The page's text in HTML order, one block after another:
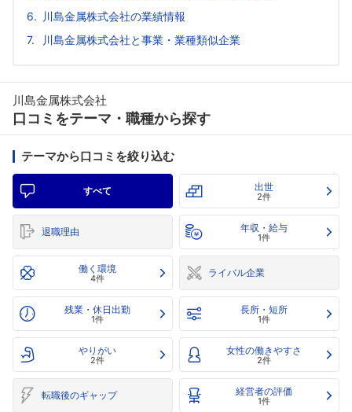
川島金属株式会社の業績情報
川島金属株式会社と事業・業種類似企業
川島金属株式会社
口コミをテーマ・職種から探す
テーマから口コミを絞り込む
すべて 出世
2件
退職理由 年収・給与
1件
働く環境
4件 ライバル企業
残業・休日出勤
1件
長所・短所
1件
やりがい
2件
女性の働きやすさ
2件
転職後のギャップ 経営者の評価
1件